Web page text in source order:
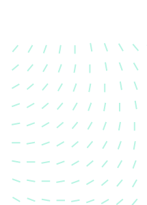
Unsere exakte
dass Ihre
wieder in ihren
wird.